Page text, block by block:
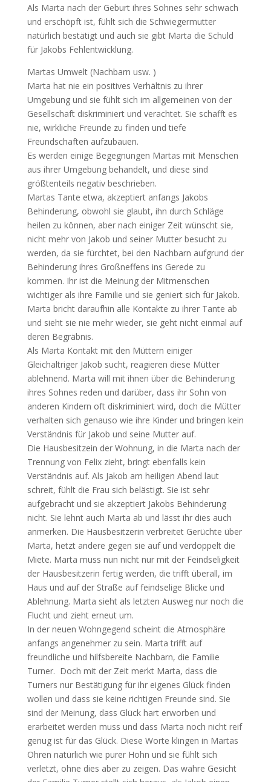
Als Marta nach der Geburt ihres Sohnes sehr schwach
und erschöpft ist, fühlt sich die Schwiegermutter
natürlich bestätigt und auch sie gibt Marta die Schuld
für Jakobs Fehlentwicklung.
Martas Umwelt (Nachbarn usw. )
Marta hat nie ein positives Verhältnis zu ihrer
Umgebung und sie fühlt sich im allgemeinen von der
Gesellschaft diskriminiert und verachtet. Sie schafft es
nie, wirkliche Freunde zu finden und tiefe
Freundschaften aufzubauen.
Es werden einige Begegnungen Martas mit Menschen
aus ihrer Umgebung behandelt, und diese sind
größtenteils negativ beschrieben.
Martas Tante etwa, akzeptiert anfangs Jakobs
Behinderung, obwohl sie glaubt, ihn durch Schläge
heilen zu können, aber nach einiger Zeit wünscht sie,
nicht mehr von Jakob und seiner Mutter besucht zu
werden, da sie fürchtet, bei den Nachbarn aufgrund der
Behinderung ihres Großneffens ins Gerede zu
kommen. Ihr ist die Meinung der Mitmenschen
wichtiger als ihre Familie und sie geniert sich für Jakob.
Marta bricht daraufhin alle Kontakte zu ihrer Tante ab
und sieht sie nie mehr wieder, sie geht nicht einmal auf
deren Begräbnis.
Als Marta Kontakt mit den Müttern einiger
Gleichaltriger Jakob sucht, reagieren diese Mütter
ablehnend. Marta will mit ihnen über die Behinderung
ihres Sohnes reden und darüber, dass ihr Sohn von
anderen Kindern oft diskriminiert wird, doch die Mütter
verhalten sich genauso wie ihre Kinder und bringen kein
Verständnis für Jakob und seine Mutter auf.
Die Hausbesitzein der Wohnung, in die Marta nach der
Trennung von Felix zieht, bringt ebenfalls kein
Verständnis auf. Als Jakob am heiligen Abend laut
schreit, fühlt die Frau sich belästigt. Sie ist sehr
aufgebracht und sie akzeptiert Jakobs Behinderung
nicht. Sie lehnt auch Marta ab und lässt ihr dies auch
anmerken. Die Hausbesitzerin verbreitet Gerüchte über
Marta, hetzt andere gegen sie auf und verdoppelt die
Miete. Marta muss nun nicht nur mit der Feindseligkeit
der Hausbesitzerin fertig werden, die trifft überall, im
Haus und auf der Straße auf feindselige Blicke und
Ablehnung. Marta sieht als letzten Ausweg nur noch die
Flucht und zieht erneut um.
In der neuen Wohngegend scheint die Atmosphäre
anfangs angenehmer zu sein. Marta trifft auf
freundliche und hilfsbereite Nachbarn, die Familie
Turner. Doch mit der Zeit merkt Marta, dass die
Turners nur Bestätigung für ihr eigenes Glück finden
wollen und dass sie keine richtigen Freunde sind. Sie
sind der Meinung, dass Glück hart erworben und
erarbeitet werden muss und dass Marta noch nicht reif
genug ist für das Glück. Diese Worte klingen in Martas
Ohren natürlich wie purer Hohn und sie fühlt sich
verletzt, ohne dies aber zu zeigen. Das wahre Gesicht